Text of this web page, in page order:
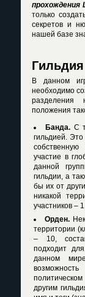
прохождения
только
секретов и
нашей базе
Гильдия
В данном
необходимо
разделения
положения
Банда. С
гильдией.
участие в
данной
гильдии, а
бы их от
никакой
участников –
Орден.
территории
– 10,
подходит
данном
другим